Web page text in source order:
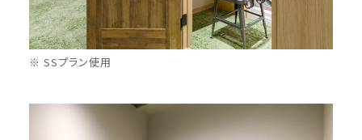
※ SSプラン使用